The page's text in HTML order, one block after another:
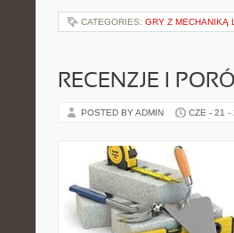
CATEGORIES: GRY Z MECHANIKĄ
RECENZJE I
POSTED BY ADMIN CZE - 21 -